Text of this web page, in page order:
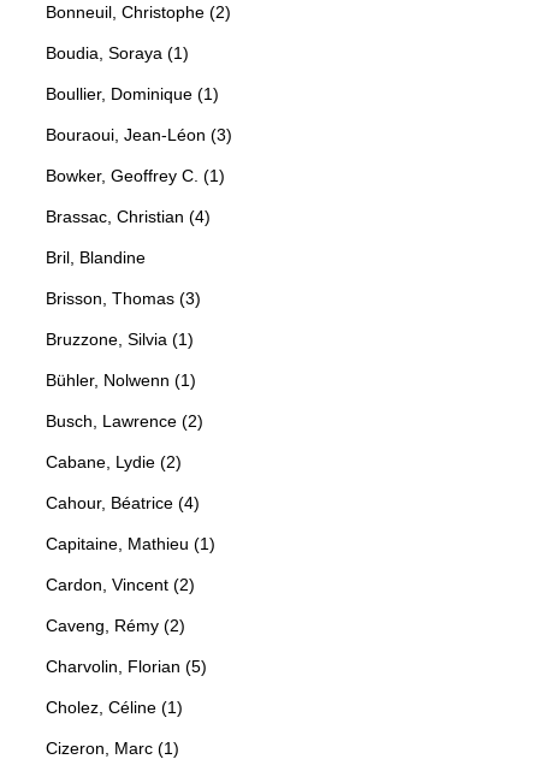
Bonneuil, Christophe (2)
Boudia, Soraya (1)
Boullier, Dominique (1)
Bouraoui, Jean-Léon (3)
Bowker, Geoffrey C. (1)
Brassac, Christian (4)
Bril, Blandine
Brisson, Thomas (3)
Bruzzone, Silvia (1)
Bühler, Nolwenn (1)
Busch, Lawrence (2)
Cabane, Lydie (2)
Cahour, Béatrice (4)
Capitaine, Mathieu (1)
Cardon, Vincent (2)
Caveng, Rémy (2)
Charvolin, Florian (5)
Cholez, Céline (1)
Cizeron, Marc (1)